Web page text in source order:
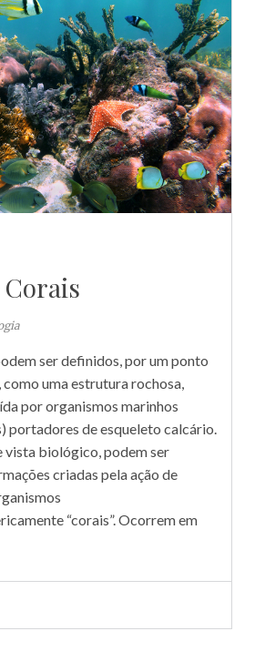
Corais
ser definidos, por um ponto
uma estrutura rochosa,
por organismos marinhos
portadores de esqueleto calcário.
vista biológico, podem ser
criadas pela ação de
“corais”. Ocorrem em